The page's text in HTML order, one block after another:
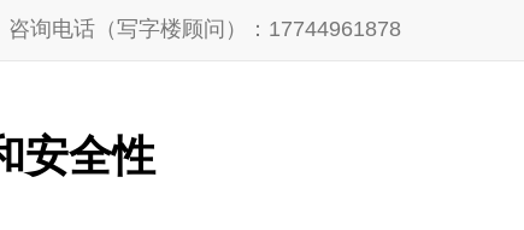
咨询电话（写字楼顾问）：17744961878
安全性